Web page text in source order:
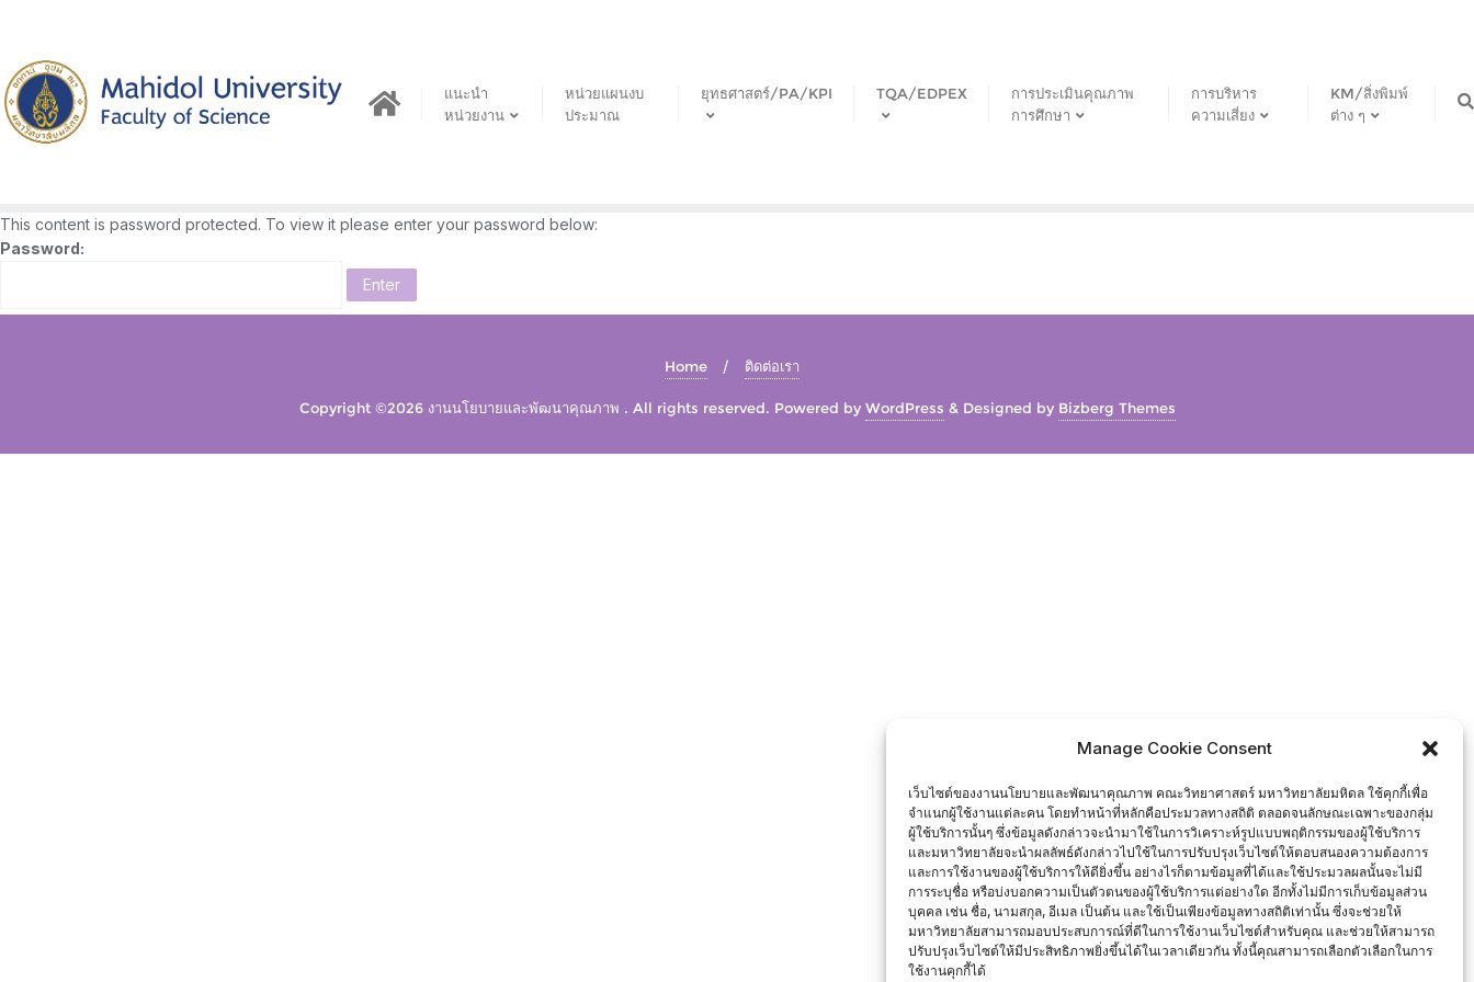
Manage Cookie Consent
เว็บไซต์ของงานนโยบายและพัฒนาคุณภาพ คณะวิทยาศาสตร์ มหาวิทยาลัยมหิดล ใช้คุกกี้เพื่อ
จำแนกผู้ใช้งานแต่ละคน โดยทำหน้าที่หลักคือประมวลทางสถิติ ตลอดจนลักษณะเฉพาะของกลุ่ม
ผู้ใช้บริการนั้นๆ ซึ่งข้อมูลดังกล่าวจะนำมาใช้ในการวิเคราะห์รูปแบบพฤติกรรมของผู้ใช้บริการ
และมหาวิทยาลัยจะนำผลลัพธ์ดังกล่าวไปใช้ในการปรับปรุงเว็บไซต์ให้ตอบสนองความต้องการ
และการใช้งานของผู้ใช้บริการให้ดียิ่งขึ้น อย่างไรก็ตามข้อมูลที่ได้และใช้ประมวลผลนั้นจะไม่มี
การระบุชื่อ หรือบ่งบอกความเป็นตัวตนของผู้ใช้บริการแต่อย่างใด อีกทั้งไม่มีการเก็บข้อมูลส่วน
บุคคล เช่น ชื่อ, นามสกุล, อีเมล เป็นต้น และใช้เป็นเพียงข้อมูลทางสถิติเท่านั้น ซึ่งจะช่วยให้
มหาวิทยาลัยสามารถมอบประสบการณ์ที่ดีในการใช้งานเว็บไซต์สำหรับคุณ และช่วยให้สามารถ
ปรับปรุงเว็บไซต์ให้มีประสิทธิภาพยิ่งขึ้นได้ในเวลาเดียวกัน ทั้งนี้คุณสามารถเลือกตัวเลือกในการ
ใช้งานคุกกี้ได้
content
แนะนำ
หน่วยงาน
หน่วยแผนงบ
ประมาณ
ยุทธศาสตร์/PA/KPI TQA/EDPEX
การประเมินคุณภาพ
การศึกษา
การบริหาร
ความเสี่ยง
KM/สิ่งพิมพ์
ต่าง ๆ
This content is password protected. To view it please enter your password below:
Password:
Home ติดต่อเรา
Copyright ©2026 งานนโยบายและพัฒนาคุณภาพ . All rights reserved. Powered by WordPress & Designed by Bizberg Themes